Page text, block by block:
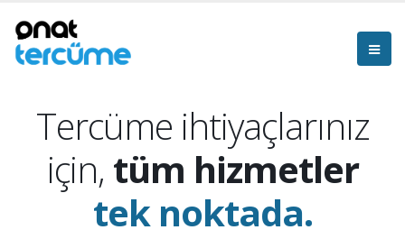
Tercüme ihtiyaçlarınız
için, tüm hizmetler
tek noktada.